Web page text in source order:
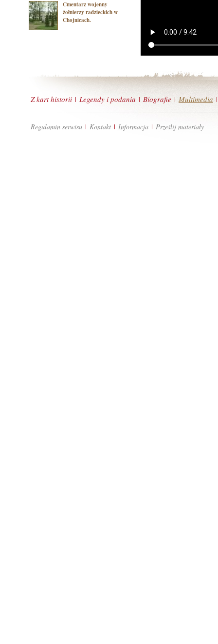
Cmentarz wojenny
żołnierzy radzieckich w
Chojnicach.
Z kart historii | Legendy i podania | Biografie | Multimedia |
Regulamin serwisu | Kontakt | Informacja | Prześlij materiały